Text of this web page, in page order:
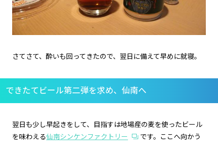
さてさて、酔いも回ってきたので、翌日に備えて早めに就寝。
できたてビール第二弾を求め、仙南へ
翌日も少し早起きをして、目指すは地場産の麦を使ったビール
を味わえる仙南シンケンファクトリー
です。ここへ向かう